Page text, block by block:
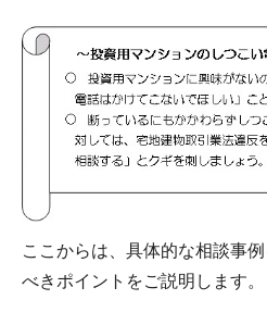
ここからは、具体的な相談事
べきポイントをご説明します。